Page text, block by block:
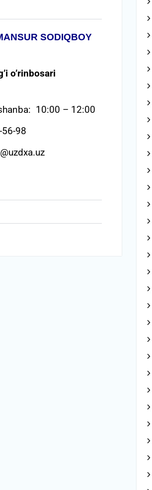
SODIQBOY
o’rinbosari
10:00 – 12:00
98